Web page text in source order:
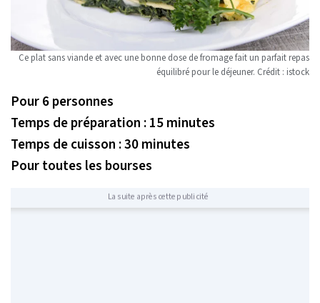
Ce plat sans viande et avec une bonne dose de fromage fait un parfait repas
équilibré pour le déjeuner. Crédit : istock
Pour 6 personnes
Temps de préparation : 15 minutes
Temps de cuisson : 30 minutes
Pour toutes les bourses
La suite après cette publicité